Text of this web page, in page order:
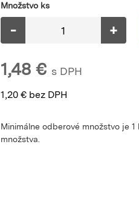
Množstvo ks
- +
1,48 € s DPH
1,20 € bez DPH
Minimálne odberové množstvo je
množstva.